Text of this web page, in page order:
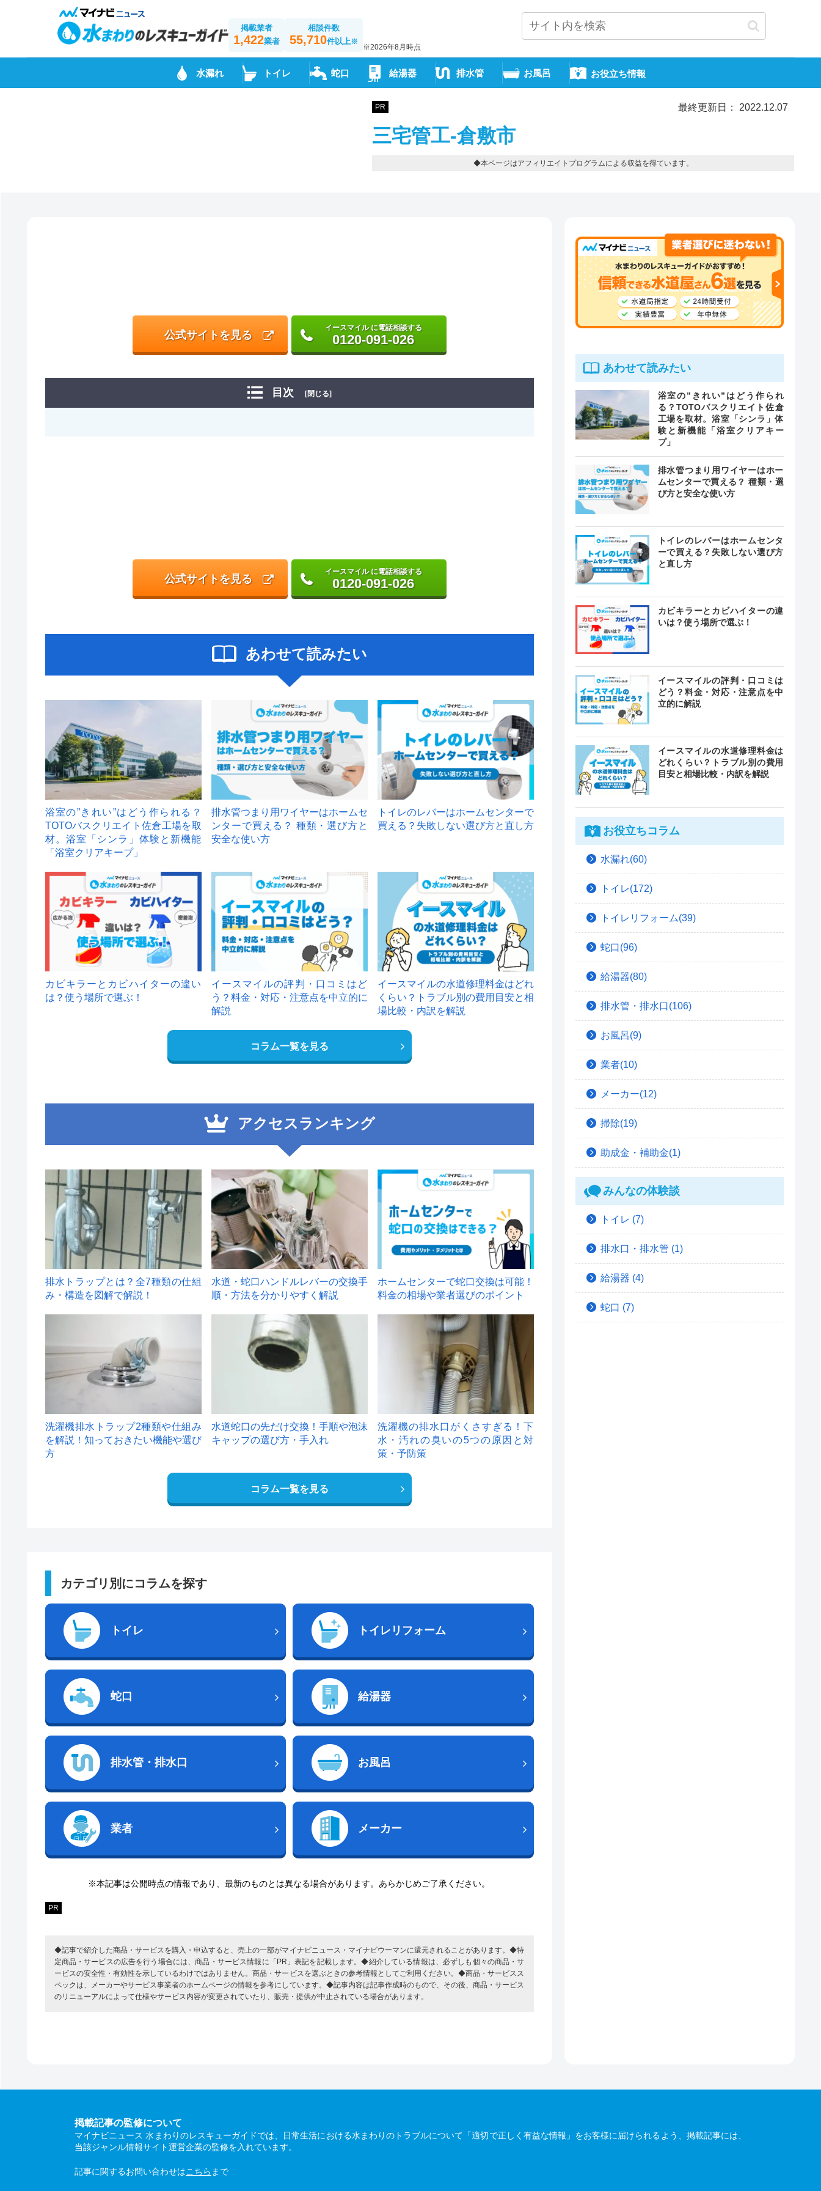
掲載業者
1,422業者
相談件数
55,710件以上※
※2026年8月時点
水漏れ トイレ 蛇口 給湯器 排水管 お風呂 お役立ち情報
PR 最終更新日： 2022.12.07
三宅管工-倉敷市
◆本ページはアフィリエイトプログラムによる収益を得ています。
公式サイトを見る
イースマイル に電話相談する
0120-091-026
目次 [閉じる]
公式サイトを見る
イースマイル に電話相談する
0120-091-026
あわせて読みたい
浴室の”きれい”はどう作られる？
TOTOバスクリエイト佐倉工場を取
材。浴室「シンラ」体験と新機能
「浴室クリアキープ」
排水管つまり用ワイヤーはホームセ
ンターで買える？ 種類・選び方と
安全な使い方
トイレのレバーはホームセンターで
買える？失敗しない選び方と直し方
カビキラーとカビハイターの違い
は？使う場所で選ぶ！
イースマイルの評判・口コミはど
う？料金・対応・注意点を中立的に
解説
イースマイルの水道修理料金はどれ
くらい？トラブル別の費用目安と相
場比較・内訳を解説
コラム一覧を見る
アクセスランキング
1
排水トラップとは？全7種類の仕組
み・構造を図解で解説！
2
水道・蛇口ハンドルレバーの交換手
順・方法を分かりやすく解説
ホームセンターで蛇口交換は可能！
料金の相場や業者選びのポイント
洗濯機排水トラップ2種類や仕組み
を解説！知っておきたい機能や選び
方
水道蛇口の先だけ交換！手順や泡沫
キャップの選び方・手入れ
洗濯機の排水口がくさすぎる！下
水・汚れの臭いの5つの原因と対
策・予防策
コラム一覧を見る
カテゴリ別にコラムを探す
トイレ トイレリフォーム
蛇口 給湯器
排水管・排水口 お風呂
業者 メーカー
※本記事は公開時点の情報であり、最新のものとは異なる場合があります。あらかじめご了承ください。
PR
◆記事で紹介した商品・サービスを購入・申込すると、売上の一部がマイナビニュース・マイナビウーマンに還元されることがあります。◆特
定商品・サービスの広告を行う場合には、商品・サービス情報に「PR」表記を記載します。◆紹介している情報は、必ずしも個々の商品・サ
ービスの安全性・有効性を示しているわけではありません。商品・サービスを選ぶときの参考情報としてご利用ください。◆商品・サービスス
ペックは、メーカーやサービス事業者のホームページの情報を参考にしています。◆記事内容は記事作成時のもので、その後、商品・サービス
のリニューアルによって仕様やサービス内容が変更されていたり、販売・提供が中止されている場合があります。
あわせて読みたい
浴室の”きれい”はどう作られ
る？TOTOバスクリエイト佐倉
工場を取材。浴室「シンラ」体
験と新機能「浴室クリアキー
プ」
排水管つまり用ワイヤーはホー
ムセンターで買える？ 種類・選
び方と安全な使い方
トイレのレバーはホームセンタ
ーで買える？失敗しない選び方
と直し方
カビキラーとカビハイターの違
いは？使う場所で選ぶ！
イースマイルの評判・口コミは
どう？料金・対応・注意点を中
立的に解説
イースマイルの水道修理料金は
どれくらい？トラブル別の費用
目安と相場比較・内訳を解説
お役立ちコラム
水漏れ(60)
トイレ(172)
トイレリフォーム(39)
蛇口(96)
給湯器(80)
排水管・排水口(106)
お風呂(9)
業者(10)
メーカー(12)
掃除(19)
助成金・補助金(1)
みんなの体験談
トイレ (7)
排水口・排水管 (1)
給湯器 (4)
蛇口 (7)
掲載記事の監修について
マイナビニュース 水まわりのレスキューガイドでは、日常生活における水まわりのトラブルについて「適切で正しく有益な情報」をお客様に届けられるよう、掲載記事には、
当該ジャンル情報サイト運営企業の監修を入れています。
記事に関するお問い合わせはこちら まで